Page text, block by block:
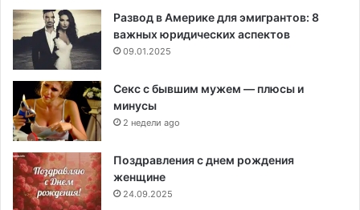
Развод в Америке для эмигрантов: 8
важных юридических аспектов
09.01.2025
Секс с бывшим мужем — плюсы и
минусы
2 недели ago
Поздравления с днем рождения
женщине
24.09.2025